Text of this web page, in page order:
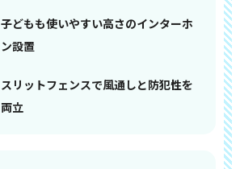
子どもも使いやすい高さのインターホ
ン設置
スリットフェンスで風通しと防犯性を
両立